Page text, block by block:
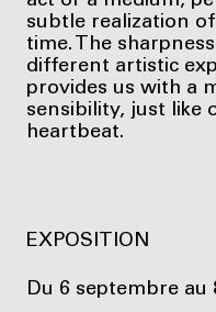
subtle realization
time. The
different artistic
provides us with a
sensibility, just like
heartbeat.
EXPOSITION
Du 6 septembre au